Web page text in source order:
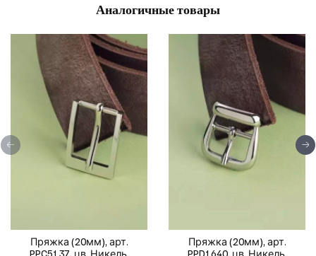
Аналогичные товары
Пряжка (20мм), арт.
PPC5137, цв. Никель,
Пряжка (20мм), арт.
PPD1640, цв. Никель,